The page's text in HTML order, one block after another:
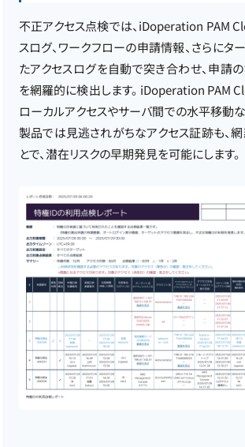
不正アクセス点検では、iDoperation PAM
スログ、ワークフローの申請情報、さらにタ
たアクセスログを自動で突き合わせ、申請
を網羅的に検出します。 iDoperation PAM
ローカルアクセスやサーバ間での水平移動
製品では見逃されがちなアクセス証跡も、
とで、潜在リスクの早期発見を可能にします。